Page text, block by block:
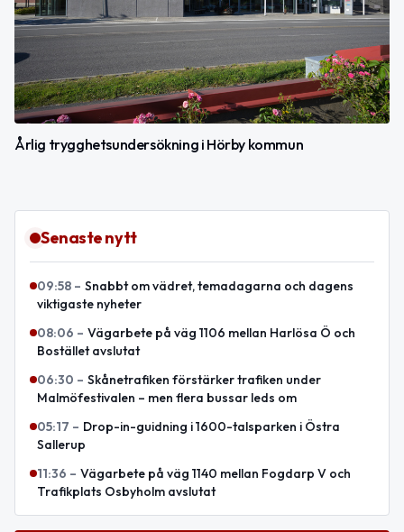
Årlig trygghetsundersökning i Hörby kommun
Senaste nytt
09:58 – Snabbt om vädret, temadagarna och dagens
viktigaste nyheter
08:06 – Vägarbete på väg 1106 mellan Harlösa Ö och
Bostället avslutat
06:30 – Skånetrafiken förstärker trafiken under
Malmöfestivalen – men flera bussar leds om
05:17 – Drop-in-guidning i 1600-talsparken i Östra
Sallerup
11:36 – Vägarbete på väg 1140 mellan Fogdarp V och
Trafikplats Osbyholm avslutat